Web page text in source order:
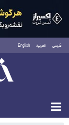
فارسی العربية English